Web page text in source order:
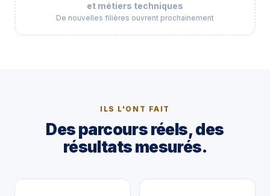
et métiers techniques
De nouvelles filières ouvrent prochainement
ILS L'ONT FAIT
Des parcours réels, des
résultats mesurés.